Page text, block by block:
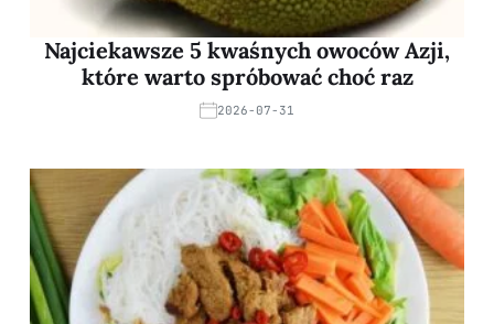
Najciekawsze 5 kwaśnych owoców Azji,
które warto spróbować choć raz
2026-07-31